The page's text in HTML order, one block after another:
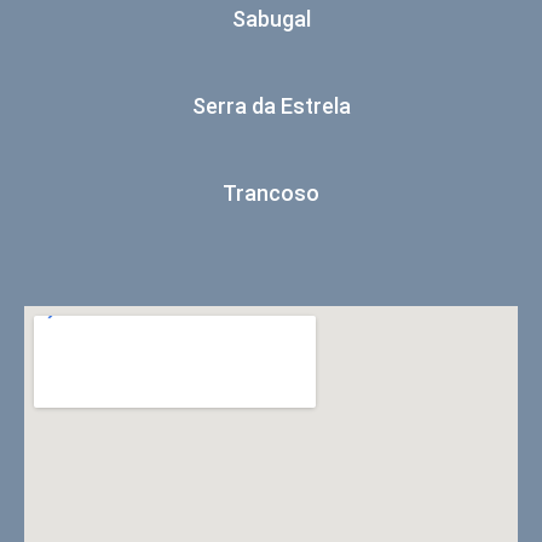
Sabugal
Serra da Estrela
Trancoso